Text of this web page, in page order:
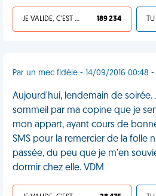
JE VALIDE, C'EST UNE VDM 189 234
Par un mec fidèle - 14/09/2016 00:48
Aujourd'hui, lendemain de soirée.
sommeil par ma copine que je
mon appart, ayant cours de
SMS pour la remercier de la folle
passée, du peu que je m'en
dormir chez elle. VDM